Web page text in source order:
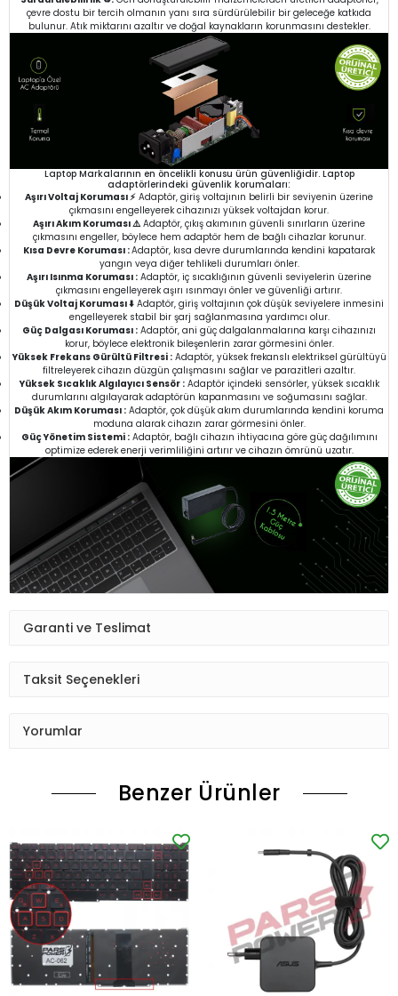
çevre dostu bir tercih olmanın yanı sıra sürdürülebilir bir geleceğe katkıda
bulunur. Atık miktarını azaltır ve doğal kaynakların korunmasını destekler.
Laptop Markalarının en öncelikli konusu ürün güvenliğidir. Laptop
adaptörlerindeki güvenlik korumaları:
Aşırı Voltaj Koruması ⚡ Adaptör, giriş voltajının belirli bir seviyenin üzerine
çıkmasını engelleyerek cihazınızı yüksek voltajdan korur.
Aşırı Akım Koruması ⚠️Adaptör, çıkış akımının güvenli sınırların üzerine
çıkmasını engeller, böylece hem adaptör hem de bağlı cihazlar korunur.
Kısa Devre Koruması :Adaptör, kısa devre durumlarında kendini kapatarak
yangın veya diğer tehlikeli durumları önler.
Aşırı Isınma Koruması : Adaptör, iç sıcaklığının güvenli seviyelerin üzerine
çıkmasını engelleyerek aşırı ısınmayı önler ve güvenliği artırır.
Düşük Voltaj Koruması ⬇️ Adaptör, giriş voltajının çok düşük seviyelere inmesini
engelleyerek stabil bir şarj sağlanmasına yardımcı olur.
Güç Dalgası Koruması : Adaptör, ani güç dalgalanmalarına karşı cihazınızı
korur, böylece elektronik bileşenlerin zarar görmesini önler.
Yüksek Frekans Gürültü Filtresi :Adaptör, yüksek frekanslı elektriksel gürültüyü
filtreleyerek cihazın düzgün çalışmasını sağlar ve parazitleri azaltır.
Yüksek Sıcaklık Algılayıcı Sensör :Adaptör içindeki sensörler, yüksek sıcaklık
durumlarını algılayarak adaptörün kapanmasını ve soğumasını sağlar.
Düşük Akım Koruması : Adaptör, çok düşük akım durumlarında kendini koruma
moduna alarak cihazın zarar görmesini önler.
Güç Yönetim Sistemi :Adaptör, bağlı cihazın ihtiyacına göre güç dağılımını
optimize ederek enerji verimliliğini artırır ve cihazın ömrünü uzatır.
Garanti ve Teslimat
Taksit Seçenekleri
Yorumlar
Benzer Ürünler